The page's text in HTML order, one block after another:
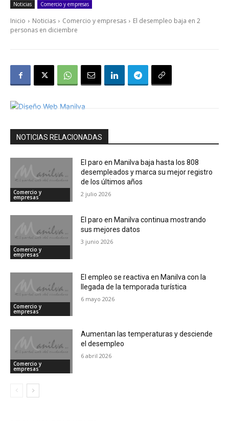
Noticias Comercio y empresas
Inicio Noticias Comercio y empresas
El desempleo baja en 2
personas en diciembre
NOTICIAS RELACIONADAS
Comercio y
empresas
El paro en Manilva baja hasta los 808
desempleados y marca su mejor registro
de los últimos años
2 julio 2026
Comercio y
empresas
El paro en Manilva continua mostrando
sus mejores datos
3 junio 2026
Comercio y
empresas
El empleo se reactiva en Manilva con la
llegada de la temporada turística
6 mayo 2026
Comercio y
empresas
Aumentan las temperaturas y desciende
el desempleo
6 abril 2026